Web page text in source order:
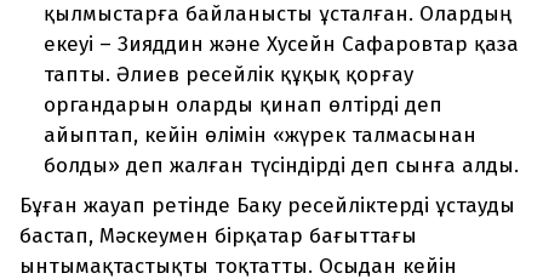
қылмыстарға байланысты ұсталған. Олардың
екеуі – Зияддин және Хусейн Сафаровтар қаза
тапты. Әлиев ресейлік құқық қорғау
органдарын оларды қинап өлтірді деп
айыптап, кейін өлімін «жүрек талмасынан
болды» деп жалған түсіндірді деп сынға алды.
Бұған жауап ретінде Баку ресейліктерді ұстауды
бастап, Мәскеумен бірқатар бағыттағы
ынтымақтастықты тоқтатты. Осыдан кейін